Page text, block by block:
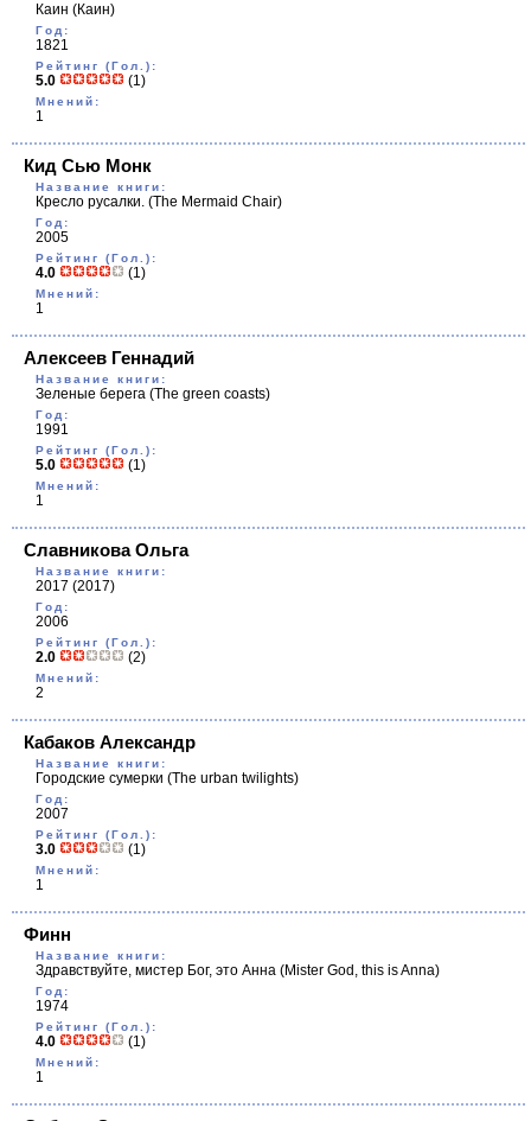
Каин (Каин)
Год:
1821
Рейтинг (Гол.):
5.0 (1)
Мнений:
1
Кид Сью Монк
Название книги:
Кресло русалки. (The Mermaid Chair)
Год:
2005
Рейтинг (Гол.):
4.0 (1)
Мнений:
1
Алексеев Геннадий
Название книги:
Зеленые берега (The green coasts)
Год:
1991
Рейтинг (Гол.):
5.0 (1)
Мнений:
1
Славникова Ольга
Название книги:
2017 (2017)
Год:
2006
Рейтинг (Гол.):
2.0 (2)
Мнений:
2
Кабаков Александр
Название книги:
Городские сумерки (The urban twilights)
Год:
2007
Рейтинг (Гол.):
3.0 (1)
Мнений:
1
Финн
Название книги:
Здравствуйте, мистер Бог, это Анна (Mister God, this is Anna)
Год:
1974
Рейтинг (Гол.):
4.0 (1)
Мнений:
1